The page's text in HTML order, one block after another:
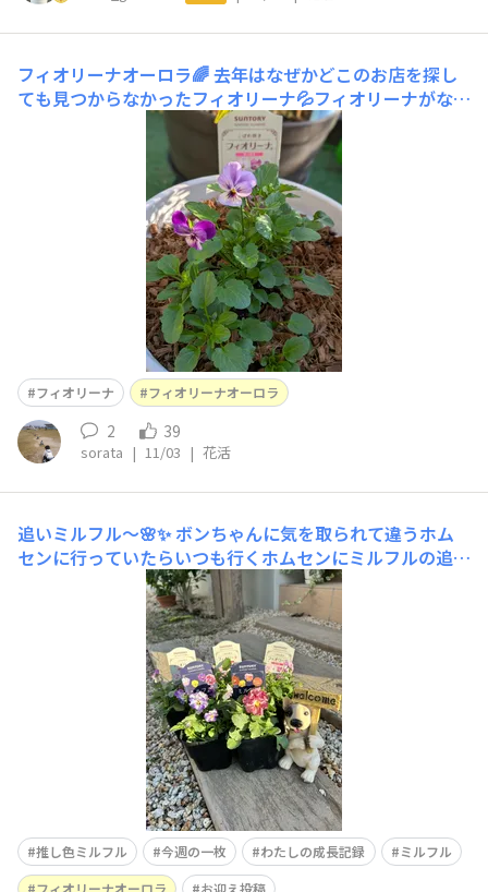
フィオリーナオーロラ🌈去年はなぜかどこのお店を探し
ても見つからなかったフィオリーナ💦フィオリーナがない
春のお庭はなんだか寂しかった…🥲今年は見つけた！！ち
ょっと徒長ぎみだったけど迷わずお迎えしました💕💕やっ
ぱオーロラ好きだなぁ🌈
フィオリーナ フィオリーナオーロラ
2 39
sorata | 11/03 | 花活
追いミルフル〜🌸✨ ボンちゃんに気を取られて違うホム
センに行っていたらいつも行くホムセンにミルフルの追加
の入荷があって今日行ったら半分くらいに減ってて焦りま
した💦 でもまだお迎えしてない色があったのでミルフル
２つとフィオリーナオーロラを３つ連れて帰りました
☺️ はじめにお迎えした苗よりしっかりしてて
推し色ミルフル 今週の一枚 わたしの成長記録
ミルフル